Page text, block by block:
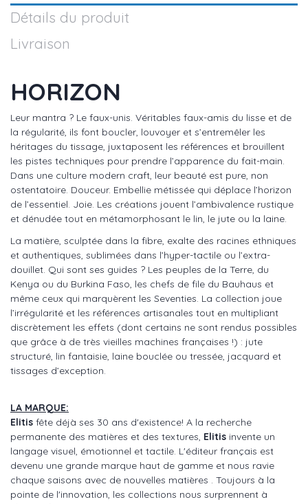
Détails du produit
Livraison
HORIZON
Leur mantra ? Le faux-unis. Véritables faux-amis du lisse et de
la régularité, ils font boucler, louvoyer et s’entremêler les
héritages du tissage, juxtaposent les références et brouillent
les pistes techniques pour prendre l’apparence du fait-main.
Dans une culture modern craft, leur beauté est pure, non
ostentatoire. Douceur. Embellie métissée qui déplace l’horizon
de l’essentiel. Joie. Les créations jouent l’ambivalence rustique
et dénudée tout en métamorphosant le lin, le jute ou la laine.
La matière, sculptée dans la fibre, exalte des racines ethniques
et authentiques, sublimées dans l’hyper-tactile ou l’extra-
douillet. Qui sont ses guides ? Les peuples de la Terre, du
Kenya ou du Burkina Faso, les chefs de file du Bauhaus et
même ceux qui marquèrent les Seventies. La collection joue
l’irrégularité et les références artisanales tout en multipliant
discrètement les effets (dont certains ne sont rendus possibles
que grâce à de très vieilles machines françaises !) : jute
structuré, lin fantaisie, laine bouclée ou tressée, jacquard et
tissages d’exception.
LA MARQUE:
Elitis fête déjà ses 30 ans d'existence! A la recherche
permanente des matières et des textures, Elitis invente un
langage visuel, émotionnel et tactile. L'éditeur français est
devenu une grande marque haut de gamme et nous ravie
chaque saisons avec de nouvelles matières . Toujours à la
pointe de l'innovation, les collections nous surprennent à